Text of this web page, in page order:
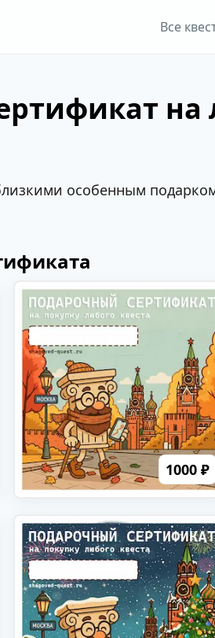
Все
на
особенным
1000 ₽